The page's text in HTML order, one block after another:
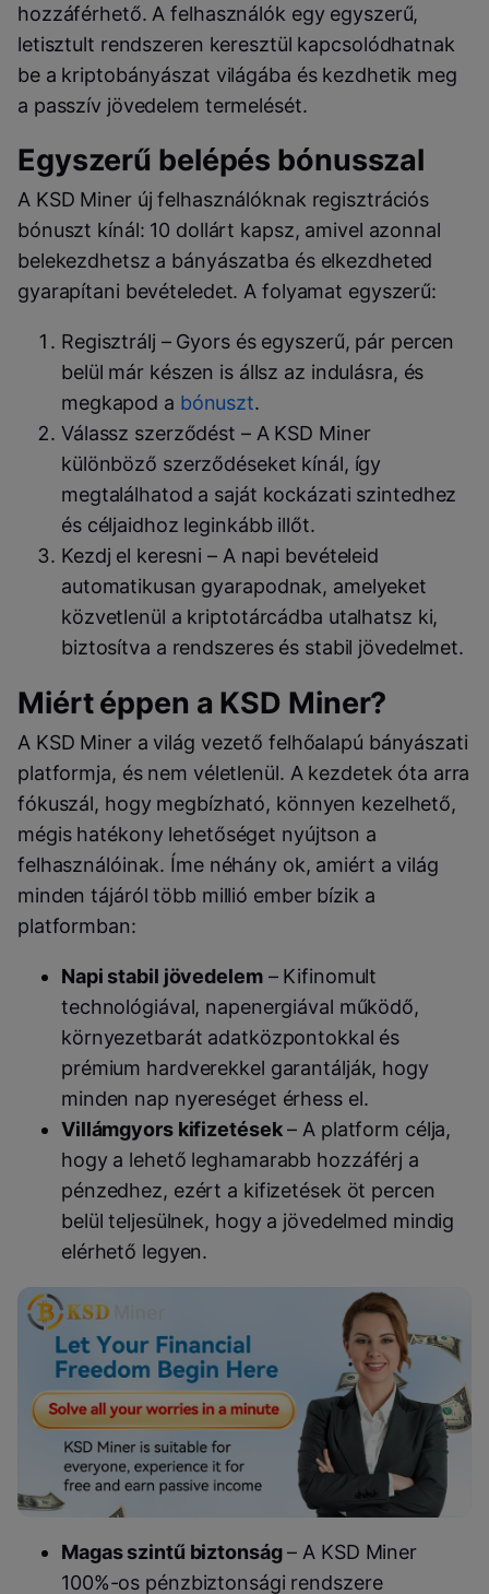
hozzáférhető. A felhasználók egy egyszerű,
letisztult rendszeren keresztül kapcsolódhatnak
be a kriptobányászat világába és kezdhetik meg
a passzív jövedelem termelését.
Egyszerű belépés bónusszal
A KSD Miner új felhasználóknak regisztrációs
bónuszt kínál: 10 dollárt kapsz, amivel azonnal
belekezdhetsz a bányászatba és elkezdheted
gyarapítani bevételedet. A folyamat egyszerű:
Regisztrálj – Gyors és egyszerű, pár percen
belül már készen is állsz az indulásra, és
megkapod a bónuszt.
Válassz szerződést – A KSD Miner
különböző szerződéseket kínál, így
megtalálhatod a saját kockázati szintedhez
és céljaidhoz leginkább illőt.
Kezdj el keresni – A napi bevételeid
automatikusan gyarapodnak, amelyeket
közvetlenül a kriptotárcádba utalhatsz ki,
biztosítva a rendszeres és stabil jövedelmet.
Miért éppen a KSD Miner?
A KSD Miner a világ vezető felhőalapú bányászati
platformja, és nem véletlenül. A kezdetek óta arra
fókuszál, hogy megbízható, könnyen kezelhető,
mégis hatékony lehetőséget nyújtson a
felhasználóinak. Íme néhány ok, amiért a világ
minden tájáról több millió ember bízik a
platformban:
Napi stabil jövedelem– Kifinomult
technológiával, napenergiával működő,
környezetbarát adatközpontokkal és
prémium hardverekkel garantálják, hogy
minden nap nyereséget érhess el.
Villámgyors kifizetések– A platform célja,
hogy a lehető leghamarabb hozzáférj a
pénzedhez, ezért a kifizetések öt percen
belül teljesülnek, hogy a jövedelmed mindig
elérhető legyen.
Magas szintű biztonság– A KSD Miner
100%-os pénzbiztonsági rendszere